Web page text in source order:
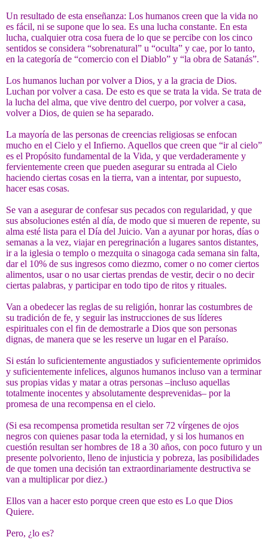
Un resultado de esta enseñanza: Los humanos creen que la vida no
es fácil, ni se supone que lo sea. Es una lucha constante. En esta
lucha, cualquier otra cosa fuera de lo que se percibe con los cinco
sentidos se considera “sobrenatural” u “oculta” y cae, por lo tanto,
en la categoría de “comercio con el Diablo” y “la obra de Satanás”.
Los humanos luchan por volver a Dios, y a la gracia de Dios.
Luchan por volver a casa. De esto es que se trata la vida. Se trata de
la lucha del alma, que vive dentro del cuerpo, por volver a casa,
volver a Dios, de quien se ha separado.
La mayoría de las personas de creencias religiosas se enfocan
mucho en el Cielo y el Infierno. Aquellos que creen que “ir al cielo”
es el Propósito fundamental de la Vida, y que verdaderamente y
fervientemente creen que pueden asegurar su entrada al Cielo
haciendo ciertas cosas en la tierra, van a intentar, por supuesto,
hacer esas cosas.
Se van a asegurar de confesar sus pecados con regularidad, y que
sus absoluciones estén al día, de modo que si mueren de repente, su
alma esté lista para el Día del Juicio. Van a ayunar por horas, días o
semanas a la vez, viajar en peregrinación a lugares santos distantes,
ir a la iglesia o templo o mezquita o sinagoga cada semana sin falta,
dar el 10% de sus ingresos como diezmo, comer o no comer ciertos
alimentos, usar o no usar ciertas prendas de vestir, decir o no decir
ciertas palabras, y participar en todo tipo de ritos y rituales.
Van a obedecer las reglas de su religión, honrar las costumbres de
su tradición de fe, y seguir las instrucciones de sus líderes
espirituales con el fin de demostrarle a Dios que son personas
dignas, de manera que se les reserve un lugar en el Paraíso.
Si están lo suficientemente angustiados y suficientemente oprimidos
y suficientemente infelices, algunos humanos incluso van a terminar
sus propias vidas y matar a otras personas –incluso aquellas
totalmente inocentes y absolutamente desprevenidas– por la
promesa de una recompensa en el cielo.
(Si esa recompensa prometida resultan ser 72 vírgenes de ojos
negros con quienes pasar toda la eternidad, y si los humanos en
cuestión resultan ser hombres de 18 a 30 años, con poco futuro y un
presente polvoriento, lleno de injusticia y pobreza, las posibilidades
de que tomen una decisión tan extraordinariamente destructiva se
van a multiplicar por diez.)
Ellos van a hacer esto porque creen que esto es Lo que Dios
Quiere.
Pero, ¿lo es?